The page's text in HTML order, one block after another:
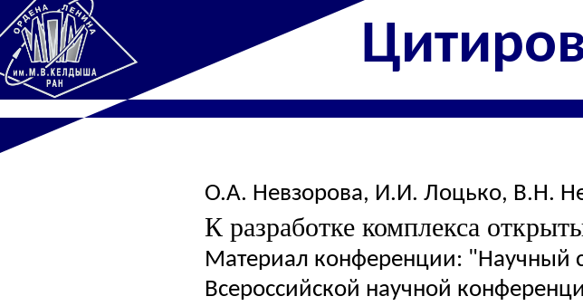
О.А. Невзорова, И.И. Лоцько, В.Н.
К разработке комплекса
Материал конференции: "Научный
Всероссийской научной